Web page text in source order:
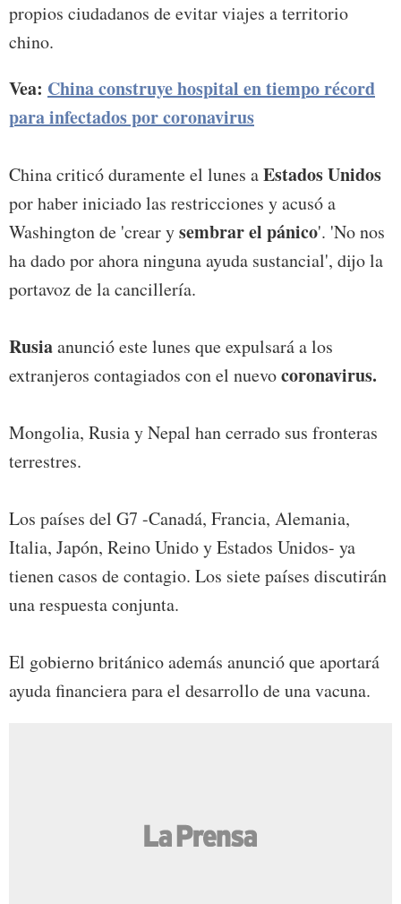
propios ciudadanos de evitar viajes a territorio
chino.
Vea: China construye hospital en tiempo récord
para infectados por coronavirus
China criticó duramente el lunes aEstados Unidos
por haber iniciado las restricciones y acusó a
Washington de 'crear ysembrar el pánico'. 'No nos
ha dado por ahora ninguna ayuda sustancial', dijo la
portavoz de la cancillería.
Rusiaanunció este lunes que expulsará a los
extranjeros contagiados con el nuevocoronavirus.
Mongolia, Rusia y Nepal han cerrado sus fronteras
terrestres.
Los países del G7 -Canadá, Francia, Alemania,
Italia, Japón, Reino Unido y Estados Unidos- ya
tienen casos de contagio. Los siete países discutirán
una respuesta conjunta.
El gobierno británico además anunció que aportará
ayuda financiera para el desarrollo de una vacuna.